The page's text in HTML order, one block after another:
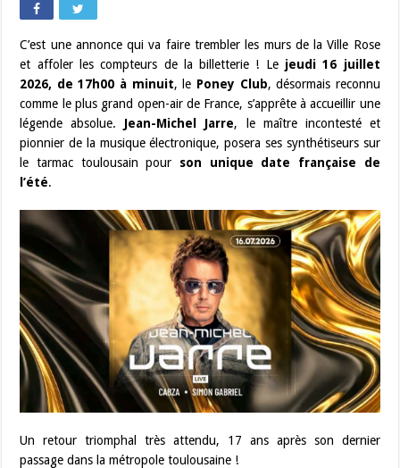
C’est une annonce qui va faire trembler les murs de la Ville Rose
et affoler les compteurs de la billetterie ! Le jeudi 16 juillet
2026, de 17h00 à minuit, le Poney Club, désormais reconnu
comme le plus grand open-air de France, s’apprête à accueillir une
légende absolue. Jean-Michel Jarre, le maître incontesté et
pionnier de la musique électronique, posera ses synthétiseurs sur
le tarmac toulousain pour son unique date française de
l’été.
Un retour triomphal très attendu, 17 ans après son dernier
passage dans la métropole toulousaine !